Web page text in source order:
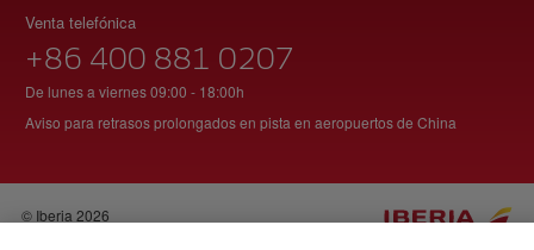
Venta telefónica
+86 400 881 0207
De lunes a viernes 09:00 - 18:00h
Aviso para retrasos prolongados en pista en aeropuertos de China
© Iberia 2026